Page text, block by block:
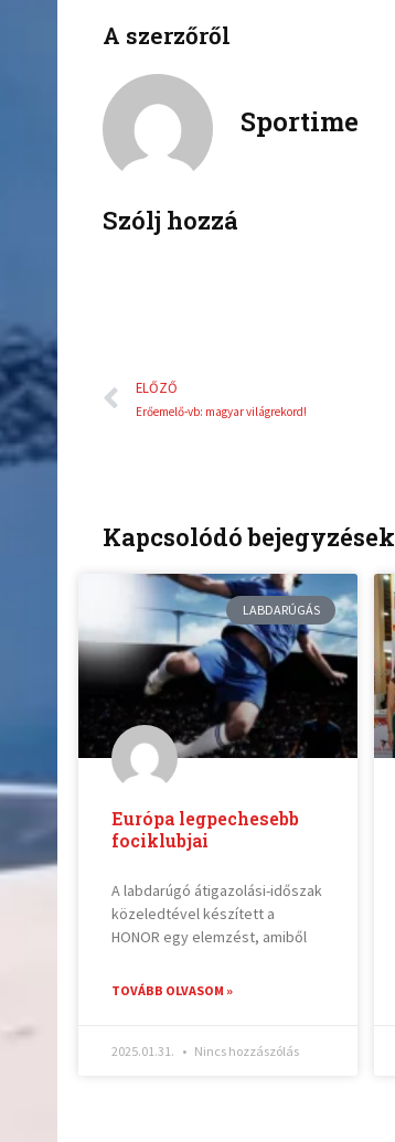
f
b
A szerzőről
Sportime
Szólj hozzá
Előző
ELŐZŐ
Erőemelő-vb: magyar világrekord!
Kapcsolódó bejegyzések
LABDARÚGÁS
Európa legpechesebb
fociklubjai
A labdarúgó átigazolási-időszak
közeledtével készített a
HONOR egy elemzést, amiből
TOVÁBB OLVASOM »
2025.01.31. Nincs hozzászólás